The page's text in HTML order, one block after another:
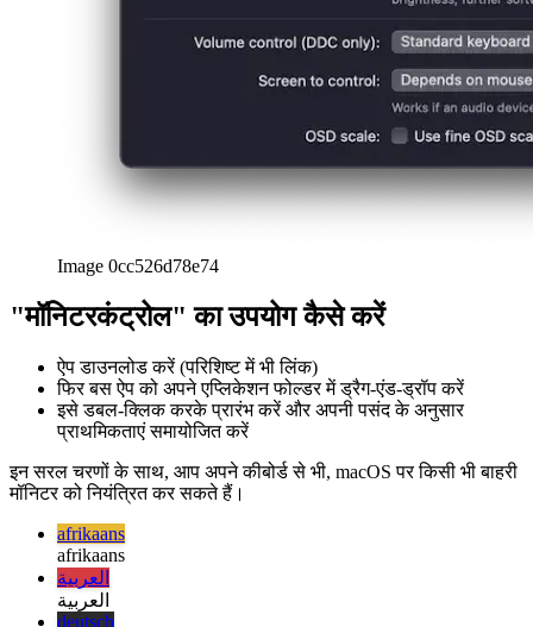
Image 0cc526d78e74
"मॉनिटरकंट्रोल" का उपयोग कैसे करें
ऐप डाउनलोड करें (परिशिष्ट में भी लिंक)
फिर बस ऐप को अपने एप्लिकेशन फोल्डर में ड्रैग-एंड-ड्रॉप करें
प्राथमिकताएं समायोजित करें
इन सरल चरणों के साथ, आप अपने कीबोर्ड से भी, macOS पर किसी भी बाहरी
मॉनिटर को नियंत्रित कर सकते हैं।